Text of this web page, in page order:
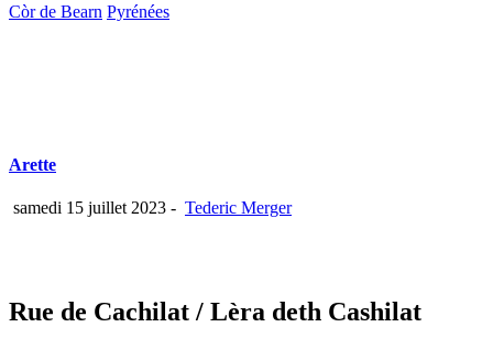
Còr de Bearn Pyrénées
Arette
samedi 15 juillet 2023 - Tederic Merger
Rue de Cachilat / Lèra deth Cashilat